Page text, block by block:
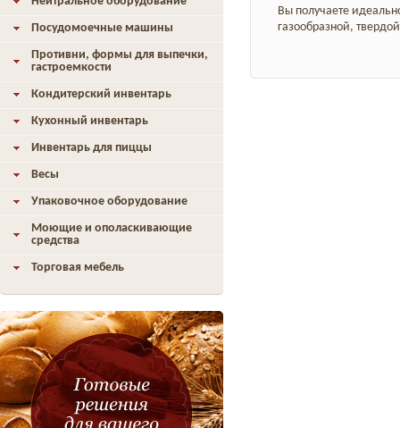
Вы получаете
газообразной,
Посудомоечные машины
Противни, формы для выпечки,
гастроемкости
Кондитерский инвентарь
Кухонный инвентарь
Инвентарь для пиццы
Весы
Упаковочное оборудование
Моющие и ополаскивающие
средства
Торговая мебель